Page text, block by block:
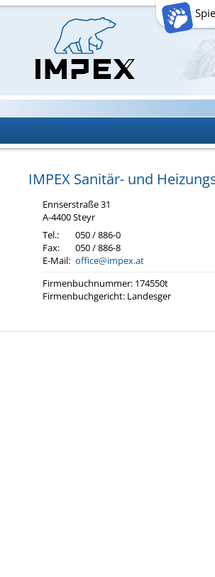
IMPEX Sa­ni­tär- und
Enn­s­er­stra­ße 31
A-4400 Steyr
Tel.:
050 / 886-0
Fax:
050 / 886-8
E-Mail: office@impex.at
Fir­men­buch­num­mer: 174550t
Fir­men­buch­ge­richt: Lan­des­ger